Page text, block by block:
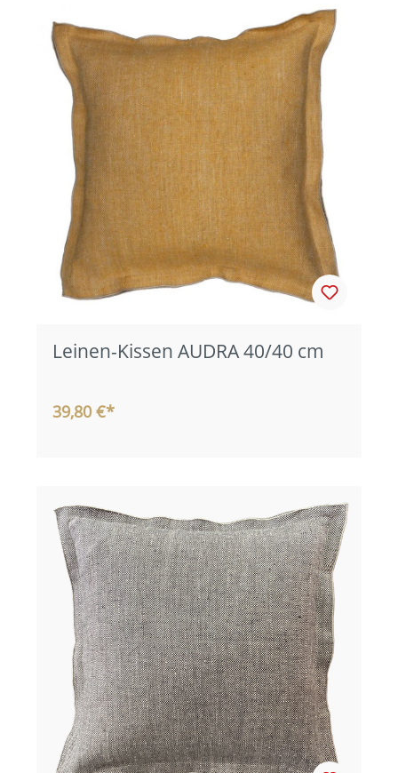
Leinen-Kissen AUDRA 40/40 cm
39,80 €*